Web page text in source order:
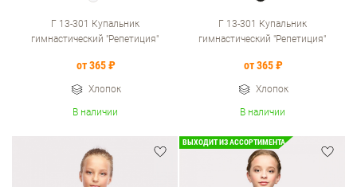
Г 13-301 Купальник
гимнастический "Репетиция"
от 365 ₽
Хлопок
В наличии
Г 13-301 Купальник
гимнастический "Репетиция"
от 365 ₽
Хлопок
В наличии
ВЫХОДИТ ИЗ АССОРТИМЕНТА